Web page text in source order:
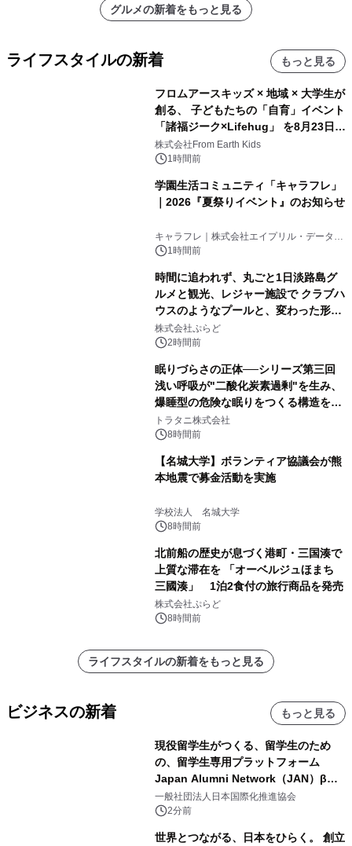
グルメの新着をもっと見る
ライフスタイルの新着 もっと見る
フロムアースキッズ × 地域 × 大学生が
創る、 子どもたちの「自育」イベント
「諸福ジーク×Lifehug」 を8月23日
(日)開催
株式会社From Earth Kids
1時間前
学園生活コミュニティ「キャラフレ」
｜2026『夏祭りイベント』のお知らせ
キャラフレ｜株式会社エイプリル・データ・
デザインズ
1時間前
時間に追われず、丸ごと1日淡路島グ
ルメと観光、レジャー施設で クラブハ
ウスのようなプールと、変わった形の
サウナも 「THE BOXY AWAJI」のお
得な素泊まり連泊プランで
株式会社ぷらど
2時間前
眠りづらさの正体──シリーズ第三回
浅い呼吸が"二酸化炭素過剰"を生み、
爆睡型の危険な眠りをつくる構造を解
説
トラタニ株式会社
8時間前
【名城大学】ボランティア協議会が熊
本地震で募金活動を実施
学校法人 名城大学
8時間前
北前船の歴史が息づく港町・三国湊で
上質な滞在を 「オーベルジュほまち
三國湊」 1泊2食付の旅行商品を発売
株式会社ぷらど
8時間前
ライフスタイルの新着をもっと見る
ビジネスの新着 もっと見る
現役留学生がつくる、留学生のため
の、留学生専用プラットフォーム
Japan Alumni Network（JAN）β版
をリリース
一般社団法人日本国際化推進協会
2分前
世界とつながる、日本をひらく。 創立